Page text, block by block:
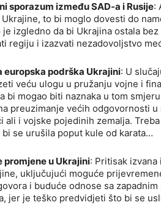
sporazum između SAD-a i Rusije:
to bi moglo dovesti do
je izgledno da bi Ukrajina ostala
regiju i izazvati nezadovoljstvo
europska podrška Ukrajini: U
veću ulogu u pružanju vojne i
bi mogao biti naznaka u tom
preuzimanje većih odgovornosti
ali i vojske pojedinih zemalja.
bi se urušila poput kule od karata…
promjene u Ukrajini: Pritisak
uključujući moguće
i buduće odnose sa
jer je teško predvidjeti što bi se